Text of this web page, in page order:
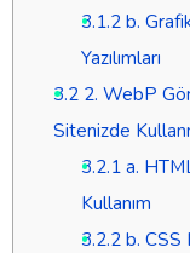
3.1.2b.
Yazılımları
3.22. WebP
Sitenizde
3.2.1a.
Kullanım
3.2.2b. CSS